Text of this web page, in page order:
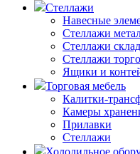
Стеллажи
Навесные
Стеллажи
Стеллажи
Стеллажи
Ящики и
Торговая мебель
Калитки-
Камеры
Прилавки
Стеллажи
Холодильное